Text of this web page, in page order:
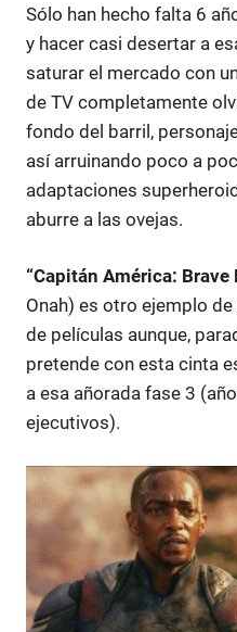
Sólo han hecho falta 6
y hacer casi desertar a
saturar el mercado con
de TV completamente
fondo del barril,
así arruinando poco a
adaptaciones
aburre a las ovejas.
“Capitán América: Brave
Onah) es otro ejemplo
de películas aunque,
pretende con esta cinta
a esa añorada fase 3
ejecutivos).